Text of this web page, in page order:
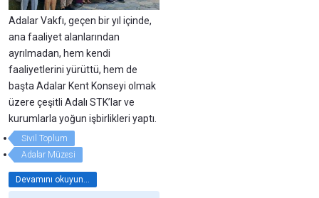
Adalar Vakfı, geçen bir yıl içinde,
ana faaliyet alanlarından
ayrılmadan, hem kendi
faaliyetlerini yürüttü, hem de
başta Adalar Kent Konseyi olmak
üzere çeşitli Adalı STK’lar ve
kurumlarla yoğun işbirlikleri yaptı.
Sivil Toplum
Adalar Müzesi
Devamını okuyun...